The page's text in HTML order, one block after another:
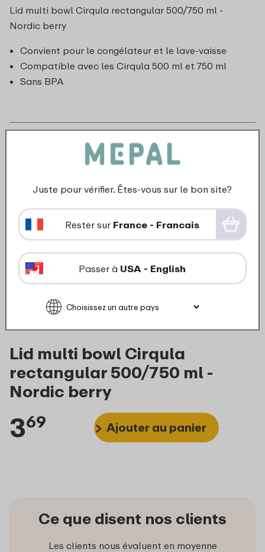
Lid multi bowl Cirqula rectangular 500/750 ml -
Nordic berry
Convient pour le congélateur et le lave-vaisse
Compatible avec les Cirqula 500 ml et 750 ml
Sans BPA
Lid multi bowl Cirqula
rectangular 500/750 ml -
Nordic berry
369 Ajouter au panier
Ce que disent nos clients
Les clients nous évaluent en moyenne
Juste pour vérifier. Êtes-vous sur le bon site?
Rester sur France - Francais
Passer à USA - English